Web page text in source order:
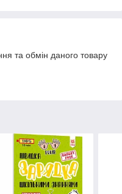
та обмін даного товару